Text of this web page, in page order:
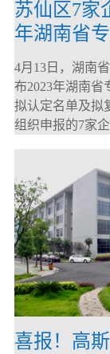
苏仙区7家
年湖南省
企业
4月13日，湖南
布2023年湖南省
拟认定名单及拟
组织申报的7家
喜报！高